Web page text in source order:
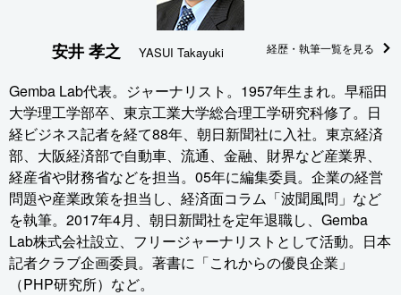
安井 孝之 YASUI Takayuki 経歴・執筆一覧を見る
Gemba Lab代表。ジャーナリスト。1957年生まれ。早稲田
大学理工学部卒、東京工業大学総合理工学研究科修了。日
経ビジネス記者を経て88年、朝日新聞社に入社。東京経済
部、大阪経済部で自動車、流通、金融、財界など産業界、
経産省や財務省などを担当。05年に編集委員。企業の経営
問題や産業政策を担当し、経済面コラム「波聞風問」など
を執筆。2017年4月、朝日新聞社を定年退職し、Gemba
Lab株式会社設立、フリージャーナリストとして活動。日本
記者クラブ企画委員。著書に「これからの優良企業」
（PHP研究所）など。